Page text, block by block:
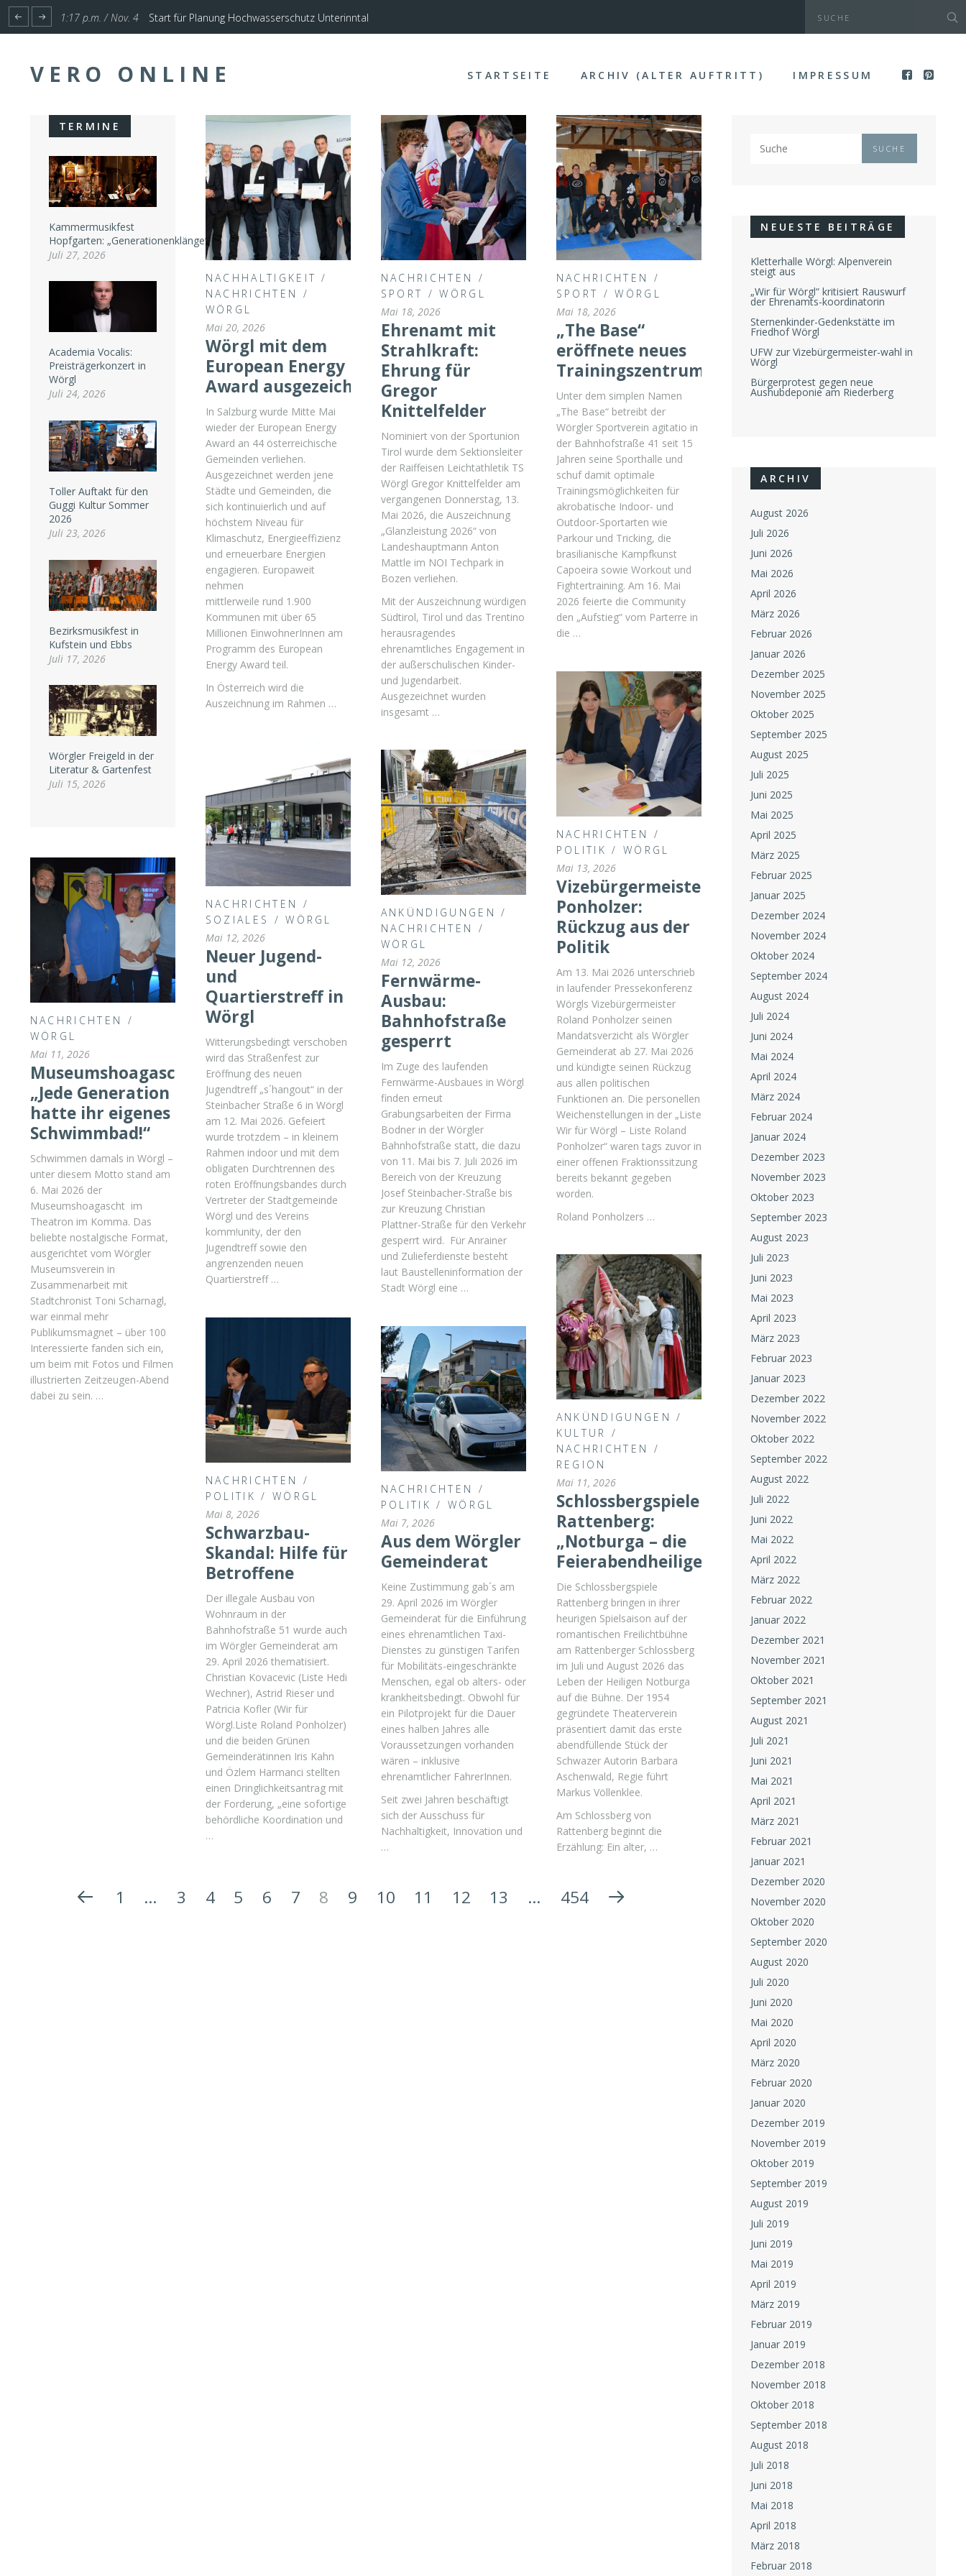
1:17 p.m. / Nov. 4 Start für Planung Hochwasserschutz Unterinntal
VERO ONLINE STARTSEITE ARCHIV (ALTER AUFTRITT) IMPRESSUM
TERMINE
Kammermusikfest
Hopfgarten: „Generationenklänge“
Juli 27, 2026
Academia Vocalis:
Preisträgerkonzert in
Wörgl
Juli 24, 2026
Toller Auftakt für den
Guggi Kultur Sommer
2026
Juli 23, 2026
Bezirksmusikfest in
Kufstein und Ebbs
Juli 17, 2026
Wörgler Freigeld in der
Literatur & Gartenfest
Juli 15, 2026
NACHHALTIGKEIT /
NACHRICHTEN
/
WÖRGL
Mai 20, 2026
Wörgl mit dem
European Energy
Award ausgezeichnet
In Salzburg wurde Mitte Mai
wieder der European Energy
Award an 44 österreichische
Gemeinden verliehen.
Ausgezeichnet werden jene
Städte und Gemeinden, die
sich kontinuierlich und auf
höchstem Niveau für
Klimaschutz, Energieeffizienz
und erneuerbare Energien
engagieren. Europaweit
nehmen
mittlerweile rund 1.900
Kommunen mit über 65
Millionen EinwohnerInnen am
Programm des European
Energy Award teil.
In Österreich wird die
Auszeichnung im Rahmen …
NACHRICHTEN
/
SPORT /WÖRGL
Mai 18, 2026
Ehrenamt mit
Strahlkraft:
Ehrung für
Gregor
Knittelfelder
Nominiert von der Sportunion
Tirol wurde dem Sektionsleiter
der Raiffeisen Leichtathletik TS
Wörgl Gregor Knittelfelder am
vergangenen Donnerstag, 13.
Mai 2026, die Auszeichnung
„Glanzleistung 2026“ von
Landeshauptmann Anton
Mattle im NOI Techpark in
Bozen verliehen.
Mit der Auszeichnung würdigen
Südtirol, Tirol und das Trentino
herausragendes
ehrenamtliches Engagement in
der außerschulischen Kinder-
und Jugendarbeit.
Ausgezeichnet wurden
insgesamt …
NACHRICHTEN
/
SPORT /WÖRGL
Mai 18, 2026
„The Base“
eröffnete neues
Trainingszentrum
Unter dem simplen Namen
„The Base“ betreibt der
Wörgler Sportverein agitatio in
der Bahnhofstraße 41 seit 15
Jahren seine Sporthalle und
schuf damit optimale
Trainingsmöglichkeiten für
akrobatische Indoor- und
Outdoor-Sportarten wie
Parkour und Tricking, die
brasilianische Kampfkunst
Capoeira sowie Workout und
Fightertraining. Am 16. Mai
2026 feierte die Community
den „Aufstieg“ vom Parterre in
die …
NACHRICHTEN
/
POLITIK / WÖRGL
Mai 13, 2026
Vizebürgermeister
Ponholzer:
Rückzug aus der
Politik
Am 13. Mai 2026 unterschrieb
in laufender Pressekonferenz
Wörgls Vizebürgermeister
Roland Ponholzer seinen
Mandatsverzicht als Wörgler
Gemeinderat ab 27. Mai 2026
und kündigte seinen Rückzug
aus allen politischen
Funktionen an. Die personellen
Weichenstellungen in der „Liste
Wir für Wörgl – Liste Roland
Ponholzer“ waren tags zuvor in
einer offenen Fraktionssitzung
bereits bekannt gegeben
worden.
Roland Ponholzers …
NACHRICHTEN
/
SOZIALES
/WÖRGL
Mai 12, 2026
Neuer Jugend-
und
Quartierstreff in
Wörgl
Witterungsbedingt verschoben
wird das Straßenfest zur
Eröffnung des neuen
Jugendtreff „s´hangout“ in der
Steinbacher Straße 6 in Wörgl
am 12. Mai 2026. Gefeiert
wurde trotzdem – in kleinem
Rahmen indoor und mit dem
obligaten Durchtrennen des
roten Eröffnungsbandes durch
Vertreter der Stadtgemeinde
Wörgl und des Vereins
komm!unity, der den
Jugendtreff sowie den
angrenzenden neuen
Quartierstreff …
ANKÜNDIGUNGEN /
NACHRICHTEN
/
WÖRGL
Mai 12, 2026
Fernwärme-
Ausbau:
Bahnhofstraße
gesperrt
Im Zuge des laufenden
Fernwärme-Ausbaues in Wörgl
finden erneut
Grabungsarbeiten der Firma
Bodner in der Wörgler
Bahnhofstraße statt, die dazu
von 11. Mai bis 7. Juli 2026 im
Bereich von der Kreuzung
Josef Steinbacher-Straße bis
zur Kreuzung Christian
Plattner-Straße für den Verkehr
gesperrt wird. Für Anrainer
und Zulieferdienste besteht
laut Baustelleninformation der
Stadt Wörgl eine …
NACHRICHTEN
/
WÖRGL
Mai 11, 2026
Museumshoagascht:
„Jede Generation
hatte ihr eigenes
Schwimmbad!“
Schwimmen damals in Wörgl –
unter diesem Motto stand am
6. Mai 2026 der
Museumshoagascht im
Theatron im Komma. Das
beliebte nostalgische Format,
ausgerichtet vom Wörgler
Museumsverein in
Zusammenarbeit mit
Stadtchronist Toni Scharnagl,
war einmal mehr
Publikumsmagnet – über 100
Interessierte fanden sich ein,
um beim mit Fotos und Filmen
illustrierten Zeitzeugen-Abend
dabei zu sein. …
ANKÜNDIGUNGEN /
KULTUR /
NACHRICHTEN
/
REGION
Mai 11, 2026
Schlossbergspiele
Rattenberg:
„Notburga – die
Feierabendheilige“
Die Schlossbergspiele
Rattenberg bringen in ihrer
heurigen Spielsaison auf der
romantischen Freilichtbühne
am Rattenberger Schlossberg
im Juli und August 2026 das
Leben der Heiligen Notburga
auf die Bühne. Der 1954
gegründete Theaterverein
präsentiert damit das erste
abendfüllende Stück der
Schwazer Autorin Barbara
Aschenwald, Regie führt
Markus Völlenklee.
Am Schlossberg von
Rattenberg beginnt die
Erzählung: Ein alter, …
NACHRICHTEN
/
POLITIK / WÖRGL
Mai 8, 2026
Schwarzbau-
Skandal: Hilfe für
Betroffene
Der illegale Ausbau von
Wohnraum in der
Bahnhofstraße 51 wurde auch
im Wörgler Gemeinderat am
29. April 2026 thematisiert.
Christian Kovacevic (Liste Hedi
Wechner), Astrid Rieser und
Patricia Kofler (Wir für
Wörgl.Liste Roland Ponholzer)
und die beiden Grünen
Gemeinderätinnen Iris Kahn
und Özlem Harmanci stellten
einen Dringlichkeitsantrag mit
der Forderung, „eine sofortige
behördliche Koordination und
…
NACHRICHTEN
/
POLITIK / WÖRGL
Mai 7, 2026
Aus dem Wörgler
Gemeinderat
Keine Zustimmung gab´s am
29. April 2026 im Wörgler
Gemeinderat für die Einführung
eines ehrenamtlichen Taxi-
Dienstes zu günstigen Tarifen
für Mobilitäts-eingeschränkte
Menschen, egal ob alters- oder
krankheitsbedingt. Obwohl für
ein Pilotprojekt für die Dauer
eines halben Jahres alle
Voraussetzungen vorhanden
wären – inklusive
ehrenamtlicher FahrerInnen.
Seit zwei Jahren beschäftigt
sich der Ausschuss für
Nachhaltigkeit, Innovation und
…
1 … 3 4 5 6 7 8 9 10 11 12 13 … 454
NEUESTE BEITRÄGE
Kletterhalle Wörgl: Alpenverein
steigt aus
„Wir für Wörgl“ kritisiert Rauswurf
der Ehrenamts-koordinatorin
Sternenkinder-Gedenkstätte im
Friedhof Wörgl
UFW zur Vizebürgermeister-wahl in
Wörgl
Bürgerprotest gegen neue
Aushubdeponie am Riederberg
ARCHIV
August 2026
Juli 2026
Juni 2026
Mai 2026
April 2026
März 2026
Februar 2026
Januar 2026
Dezember 2025
November 2025
Oktober 2025
September 2025
August 2025
Juli 2025
Juni 2025
Mai 2025
April 2025
März 2025
Februar 2025
Januar 2025
Dezember 2024
November 2024
Oktober 2024
September 2024
August 2024
Juli 2024
Juni 2024
Mai 2024
April 2024
März 2024
Februar 2024
Januar 2024
Dezember 2023
November 2023
Oktober 2023
September 2023
August 2023
Juli 2023
Juni 2023
Mai 2023
April 2023
März 2023
Februar 2023
Januar 2023
Dezember 2022
November 2022
Oktober 2022
September 2022
August 2022
Juli 2022
Juni 2022
Mai 2022
April 2022
März 2022
Februar 2022
Januar 2022
Dezember 2021
November 2021
Oktober 2021
September 2021
August 2021
Juli 2021
Juni 2021
Mai 2021
April 2021
März 2021
Februar 2021
Januar 2021
Dezember 2020
November 2020
Oktober 2020
September 2020
August 2020
Juli 2020
Juni 2020
Mai 2020
April 2020
März 2020
Februar 2020
Januar 2020
Dezember 2019
November 2019
Oktober 2019
September 2019
August 2019
Juli 2019
Juni 2019
Mai 2019
April 2019
März 2019
Februar 2019
Januar 2019
Dezember 2018
November 2018
Oktober 2018
September 2018
August 2018
Juli 2018
Juni 2018
Mai 2018
April 2018
März 2018
Februar 2018